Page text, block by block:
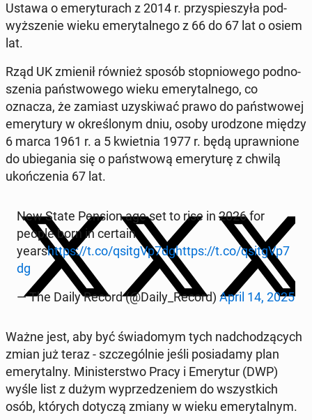
Ustawa o eme­ry­tu­rach z 2014 r. przy­spie­szy­ła pod­
wyż­sze­nie wieku eme­ry­tal­ne­go z 66 do 67 lat o osiem
lat.
Rząd UK zmienił również sposób stop­nio­we­go pod­no­
sze­nia pań­stwo­we­go wieku eme­ry­tal­ne­go, co
oznacza, że zamiast uzy­ski­wać prawo do pań­stwo­wej
eme­ry­tu­ry w okre­ślo­nym dniu, osoby uro­dzo­ne między
6 marca 1961 r. a 5 kwiet­nia 1977 r. będą upraw­nio­ne
do ubie­ga­nia się o pań­stwo­wą eme­ry­tu­rę z chwilą
ukoń­cze­nia 67 lat.
New State Pension age set to rise in 2026 for
people born in certain
yearshttps://t.co/qsitgVp7dghttps://t.co/qsitgVp7
dg
— The Daily Record (@Daily_Record) April 14, 2025
Ważne jest, aby być świa­do­mym tych nad­cho­dzą­cych
zmian już teraz - szcze­gól­nie jeśli po­sia­da­my plan
eme­ry­tal­ny. Mi­ni­ster­stwo Pracy i Eme­ry­tur (DWP)
wyśle list z dużym wy­prze­dze­niem do wszyst­kich
osób, których dotyczą zmiany w wieku eme­ry­tal­nym.